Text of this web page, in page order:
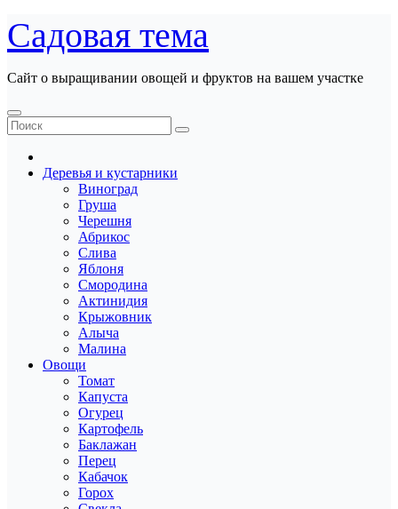
Перейти
к
содержанию
Садовая тема
Сайт о выращивании овощей и фруктов на вашем участке
Деревья и кустарники
Виноград
Груша
Черешня
Абрикос
Слива
Яблоня
Смородина
Актинидия
Крыжовник
Алыча
Малина
Овощи
Томат
Капуста
Огурец
Картофель
Баклажан
Перец
Кабачок
Горох